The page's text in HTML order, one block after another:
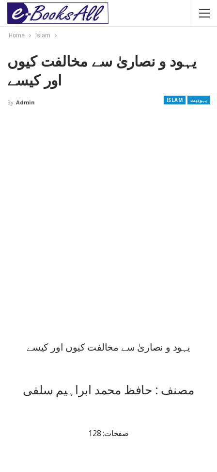
Home Islam
یہود و نصاریٰ سے مخالفت کیوں
اور کیسے
ISLAM یہودیت By Admin
یہود و نصاریٰ سے مخالفت کیوں اور کیسے
مصنف : حافظ محمد ابراہیم سلفی
صفحات: 128